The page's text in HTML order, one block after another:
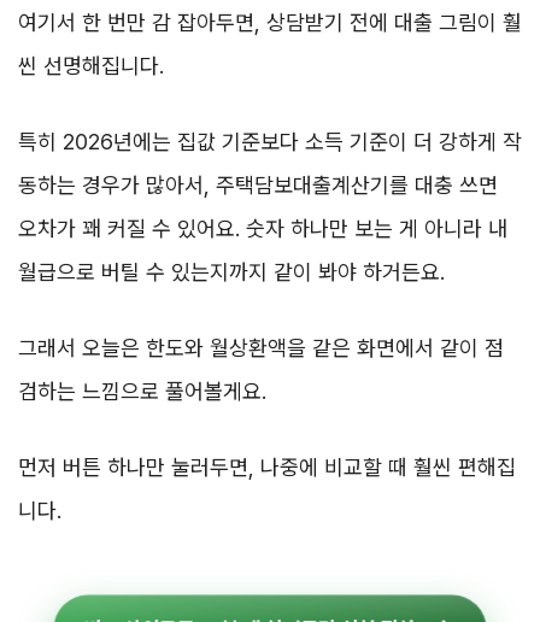
여기서 한 번만 감 잡아두면, 상담받기 전에 대출 그림이 훨
씬 선명해집니다.
특히 2026년에는 집값 기준보다 소득 기준이 더 강하게 작
동하는 경우가 많아서, 주택담보대출계산기를 대충 쓰면
오차가 꽤 커질 수 있어요. 숫자 하나만 보는 게 아니라 내
월급으로 버틸 수 있는지까지 같이 봐야 하거든요.
그래서 오늘은 한도와 월상환액을 같은 화면에서 같이 점
검하는 느낌으로 풀어볼게요.
먼저 버튼 하나만 눌러두면, 나중에 비교할 때 훨씬 편해집
니다.